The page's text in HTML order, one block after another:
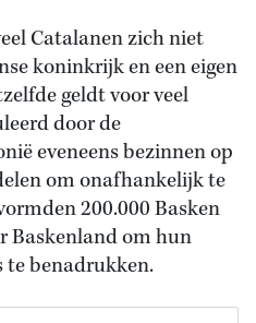
Catalanen zich niet
koninkrijk en een eigen
geldt voor veel
door de
eveneens bezinnen op
om onafhankelijk te
200.000 Basken
Baskenland om hun
benadrukken.